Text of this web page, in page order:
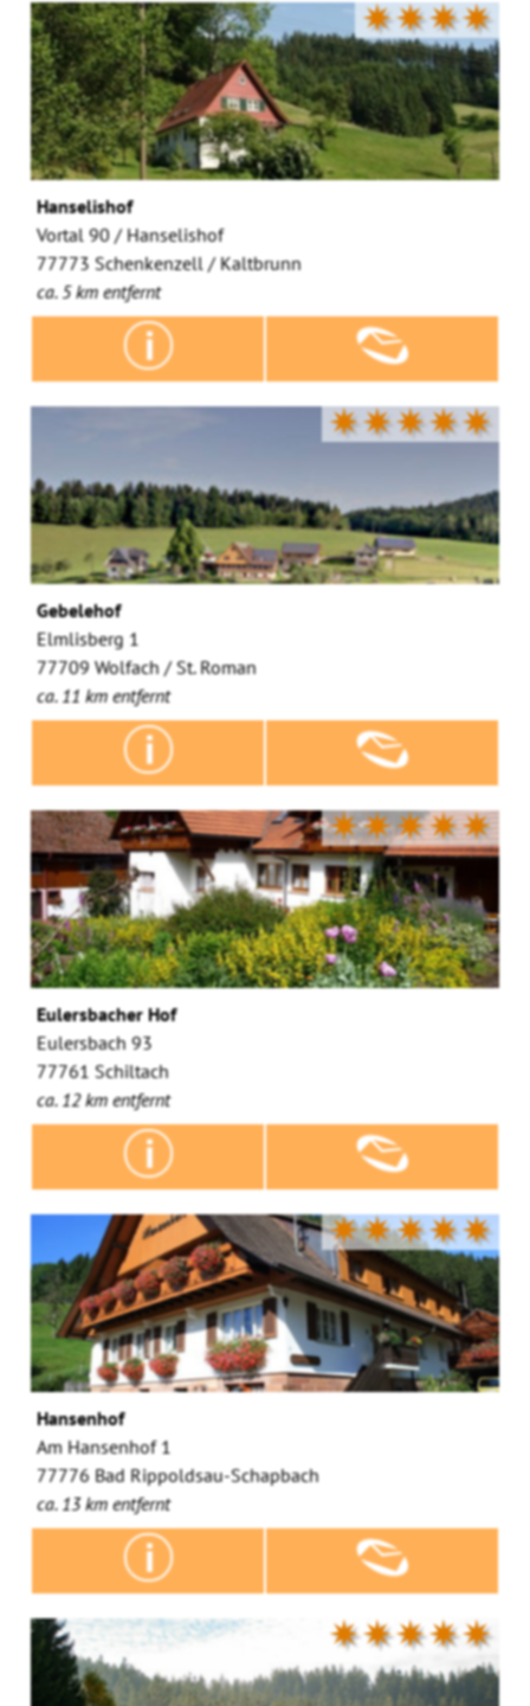
✷✷✷✷
Hanselishof
Vortal 90 / Hanselishof
77773 Schenkenzell / Kaltbrunn
ca. 5 km entfernt
✷✷✷✷✷
Gebelehof
Elmlisberg 1
77709 Wolfach / St. Roman
ca. 11 km entfernt
✷✷✷✷✷
Eulersbacher Hof
Eulersbach 93
77761 Schiltach
ca. 12 km entfernt
✷✷✷✷✷
Hansenhof
Am Hansenhof 1
77776 Bad Rippoldsau-Schapbach
ca. 13 km entfernt
✷✷✷✷✷